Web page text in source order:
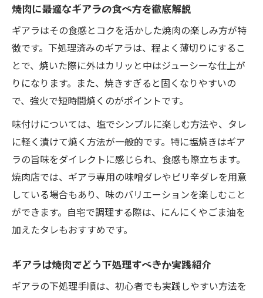
焼肉に最適なギアラの食べ方を徹底解説
ギアラはその食感とコクを活かした焼肉の楽しみ方が特
徴です。下処理済みのギアラは、程よく薄切りにするこ
とで、焼いた際に外はカリッと中はジューシーな仕上が
りになります。また、焼きすぎると固くなりやすいの
で、強火で短時間焼くのがポイントです。
味付けについては、塩でシンプルに楽しむ方法や、タレ
に軽く漬けて焼く方法が一般的です。特に塩焼きはギア
ラの旨味をダイレクトに感じられ、食感も際立ちます。
焼肉店では、ギアラ専用の味噌ダレやピリ辛ダレを用意
している場合もあり、味のバリエーションを楽しむこと
ができます。自宅で調理する際は、にんにくやごま油を
加えたタレもおすすめです。
ギアラは焼肉でどう下処理すべきか実践紹介
ギアラの下処理手順は、初心者でも実践しやすい方法を